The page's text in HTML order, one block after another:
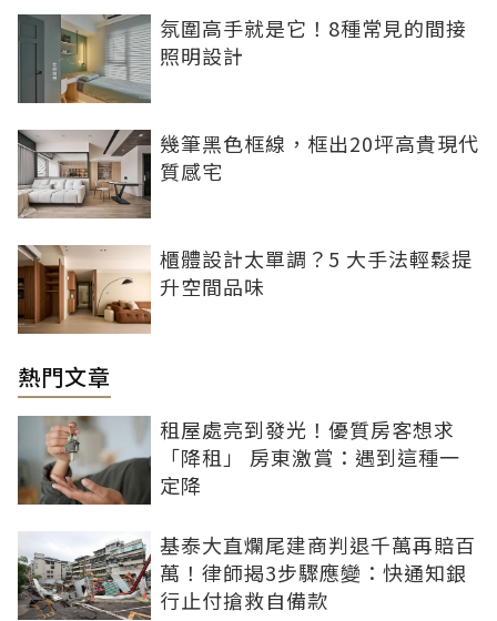
氛圍高手就是它！8種常見的間接
照明設計
幾筆黑色框線，框出20坪高貴現代
質感宅
櫃體設計太單調？5 大手法輕鬆提
升空間品味
熱門文章
租屋處亮到發光！優質房客想求
「降租」 房東激賞：遇到這種一
定降
基泰大直爛尾建商判退千萬再賠百
萬！律師揭3步驟應變：快通知銀
行止付搶救自備款